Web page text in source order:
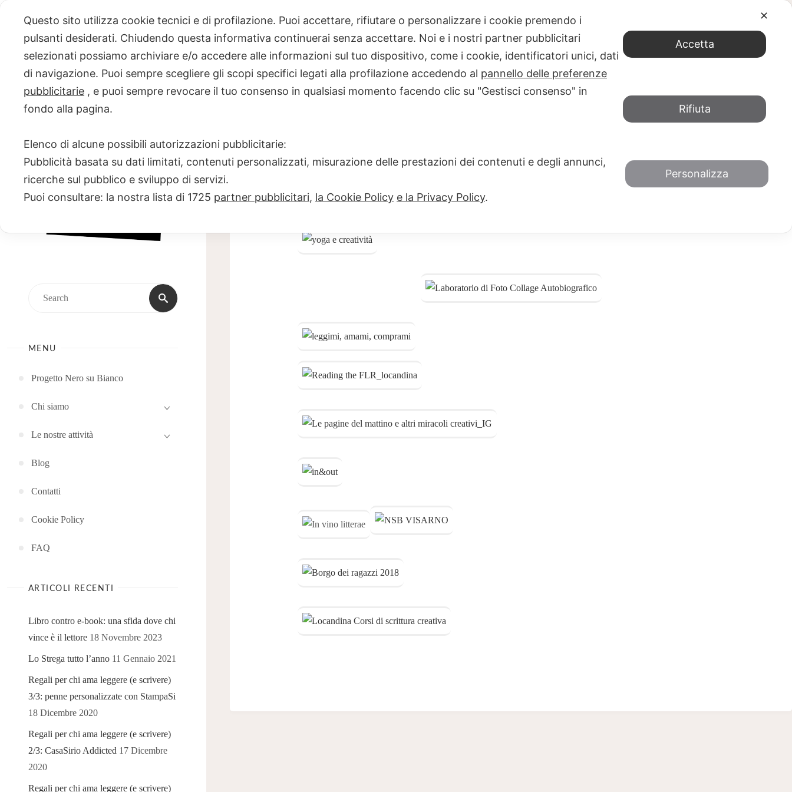
content
PROGETTO
NERO SU
BIANCO
Scuola di scrittura e creatività
Search
MENU
Progetto Nero su Bianco
Chi siamo
Le nostre attività
Blog
Contatti
Cookie Policy
FAQ
ARTICOLI RECENTI
Libro contro e-book: una sfida dove chi
vince è il lettore 18 Novembre 2023
Lo Strega tutto l’anno 11 Gennaio 2021
Regali per chi ama leggere (e scrivere)
3/3: penne personalizzate con StampaSi
18 Dicembre 2020
Regali per chi ama leggere (e scrivere)
2/3: CasaSirio Addicted 17 Dicembre
2020
Regali per chi ama leggere (e scrivere)
HomeGli eventi 2018/2019
Gli eventi 2018/2019
✕
Questo sito utilizza cookie tecnici e di profilazione. Puoi accettare, rifiutare o personalizzare i cookie premendo i
pulsanti desiderati. Chiudendo questa informativa continuerai senza accettare. Noi e i nostri partner pubblicitari
selezionati possiamo archiviare e/o accedere alle informazioni sul tuo dispositivo, come i cookie, identificatori unici, dati
di navigazione. Puoi sempre scegliere gli scopi specifici legati alla profilazione accedendo al pannello delle preferenze
pubblicitarie , e puoi sempre revocare il tuo consenso in qualsiasi momento facendo clic su "Gestisci consenso" in
fondo alla pagina.
Elenco di alcune possibili autorizzazioni pubblicitarie:
Pubblicità basata su dati limitati, contenuti personalizzati, misurazione delle prestazioni dei contenuti e degli annunci,
ricerche sul pubblico e sviluppo di servizi.
Puoi consultare: la nostra lista di 1725 partner pubblicitari, la Cookie Policy e la Privacy Policy.
Accetta
Rifiuta
Personalizza